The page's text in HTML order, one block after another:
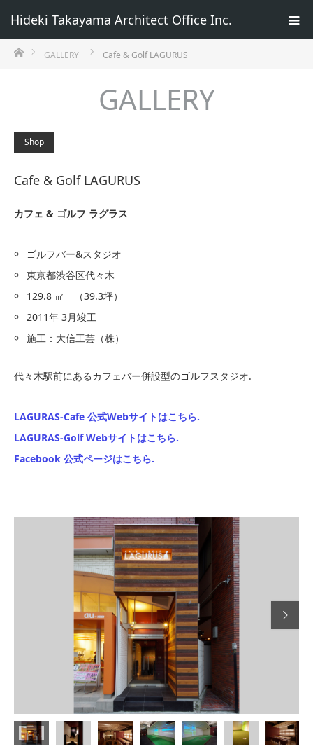
Hideki Takayama Architect Office Inc.
ホームGALLERY Cafe & Golf LAGURUS
GALLERY
Shop
Cafe & Golf LAGURUS
カフェ & ゴルフ ラグラス
ゴルフバー&スタジオ
東京都渋谷区代々木
129.8 ㎡ （39.3坪）
2011年 3月竣工
施工：大信工芸（株）
代々木駅前にあるカフェバー併設型のゴルフスタジオ.
LAGURAS-Cafe 公式Webサイトはこちら.
LAGURAS-Golf Webサイトはこちら.
Facebook 公式ページはこちら.
